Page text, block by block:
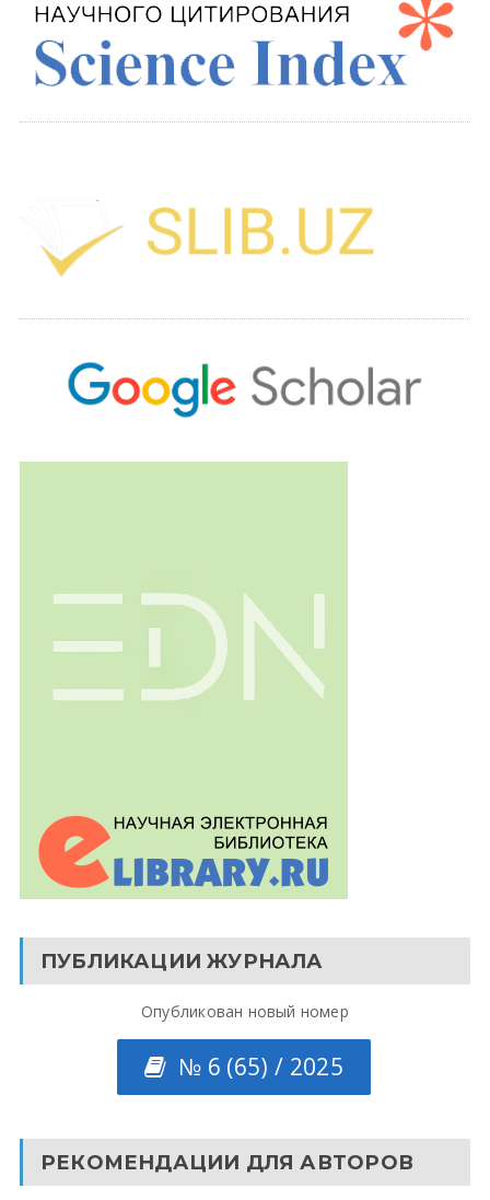
ПУБЛИКАЦИИ ЖУРНАЛА
Опубликован новый номер
№ 6 (65) / 2025
РЕКОМЕНДАЦИИ ДЛЯ АВТОРОВ